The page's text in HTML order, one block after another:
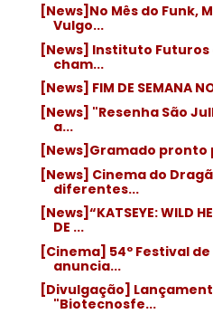
[News]No Mês do Funk,
Vulgo...
[News] Instituto
cham...
[News] FIM DE SEMANA
[News] "Resenha São
a...
[News]Gramado pronto
[News] Cinema do
diferentes...
[News]“KATSEYE: WILD
DE ...
[Cinema] 54º Festival
anuncia...
[Divulgação]
"Biotecnosfe...